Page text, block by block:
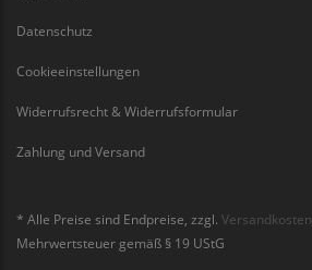
Datenschutz
Cookieeinstellungen
Widerrufsrecht & Widerrufsformular
Zahlung und Versand
* Alle Preise sind Endpreise, zzgl. Versandkosten
Mehrwertsteuer gemäß § 19 UStG